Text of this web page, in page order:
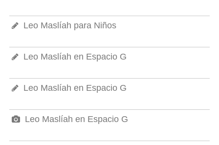
Leo Maslíah para Niños
Leo Maslíah en Espacio G
Leo Maslíah en Espacio G
Leo Maslíah en Espacio G